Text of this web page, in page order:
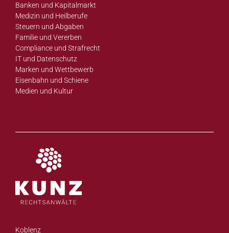
Banken und Kapitalmarkt
Medizin und Heilberufe
Steuern und Abgaben
Familie und Vererben
Compliance und Strafrecht
IT und Datenschutz
Marken und Wettbewerb
Eisenbahn und Schiene
Medien und Kultur
Koblenz